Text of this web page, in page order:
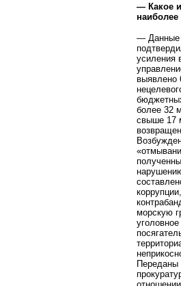
— Какое
наиболее
— Данные
усиления
выявлено
более 32
свыше 17
морскую
Переданы